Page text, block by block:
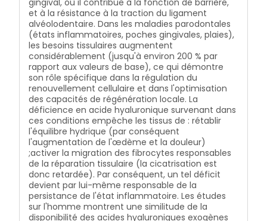
d'effet indésirable. Il peut être utilisé chez les enfants
à partir de 30 mois (gel et spray) et chez les enfants
à partir de 6 ans (bain de bouche), les femmes
enceintes ou les personnes âgées. En raison des
propriétés du xylitol, un édulcorant naturel non
cariogène et n'induisant pas de variations
significatives de la glycémie, le produit convient
aussi aux diabétiques. Il ne présente aucune
interaction médicamenteuse et peut donc être aussi
utilisé sans danger durant des thérapeutiques
spécifiques, notamment les antibiotiques.
et à la résistance à la traction du ligament
alvéolodentaire. Dans les maladies parodontales
(états inflammatoires, poches gingivales, plaies),
les besoins tissulaires augmentent
considérablement (jusqu'à environ 200 % par
rapport aux valeurs de base), ce qui démontre
son rôle spécifique dans la régulation du
renouvellement cellulaire et dans l'optimisation
des capacités de régénération locale. La
déficience en acide hyaluronique survenant dans
ces conditions empêche les tissus de : rétablir
l'équilibre hydrique (par conséquent
l'augmentation de l'œdème et la douleur)
;activer la migration des fibrocytes responsables
de la réparation tissulaire (la cicatrisation est
donc retardée). Par conséquent, un tel déficit
devient par lui-même responsable de la
persistance de l'état inflammatoire. Les études
sur l'homme montrent une similitude de la
disponibilité des acides hyaluroniques exogènes